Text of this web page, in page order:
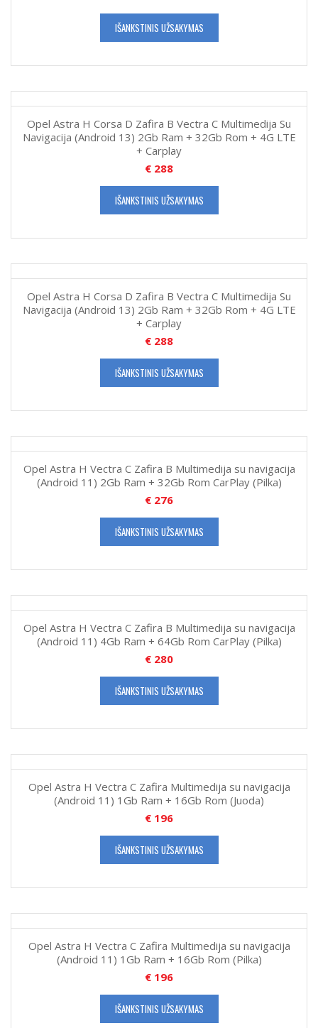
IŠANKSTINIS UŽSAKYMAS
Opel Astra H Corsa D Zafira B Vectra C Multimedija Su
Navigacija (Android 13) 2Gb Ram + 32Gb Rom + 4G LTE
+ Carplay
€ 288
IŠANKSTINIS UŽSAKYMAS
Opel Astra H Corsa D Zafira B Vectra C Multimedija Su
Navigacija (Android 13) 2Gb Ram + 32Gb Rom + 4G LTE
+ Carplay
€ 288
IŠANKSTINIS UŽSAKYMAS
Opel Astra H Vectra C Zafira B Multimedija su navigacija
(Android 11) 2Gb Ram + 32Gb Rom CarPlay (Pilka)
€ 276
IŠANKSTINIS UŽSAKYMAS
Opel Astra H Vectra C Zafira B Multimedija su navigacija
(Android 11) 4Gb Ram + 64Gb Rom CarPlay (Pilka)
€ 280
IŠANKSTINIS UŽSAKYMAS
Opel Astra H Vectra C Zafira Multimedija su navigacija
(Android 11) 1Gb Ram + 16Gb Rom (Juoda)
€ 196
IŠANKSTINIS UŽSAKYMAS
Opel Astra H Vectra C Zafira Multimedija su navigacija
(Android 11) 1Gb Ram + 16Gb Rom (Pilka)
€ 196
IŠANKSTINIS UŽSAKYMAS